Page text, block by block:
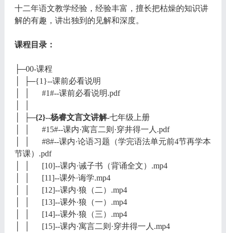
十二年语文教学经验，经验丰富，擅长把枯燥的知识讲
解的有趣，讲出独到的见解和深度。
课程目录：
├─00-课程
│ ├─{1}--课前必看说明
│ │ #1#--课前必看说明.pdf
│ ├─{2}--杨睿文言文讲解-七年级上册
│ │ #15#--课内·寓言二则·穿井得一人.pdf
│ │ #8#--课内·论语习题（学完语法单元前4节再学本
节课）.pdf
│ │ [10]--课内·诫子书（背诵全文）.mp4
│ │ [11]--课外·诲学.mp4
│ │ [12]--课内·狼（二）.mp4
│ │ [13]--课外·狼（一）.mp4
│ │ [14]--课外·狼（三）.mp4
│ │ [15]--课内·寓言二则·穿井得一人.mp4